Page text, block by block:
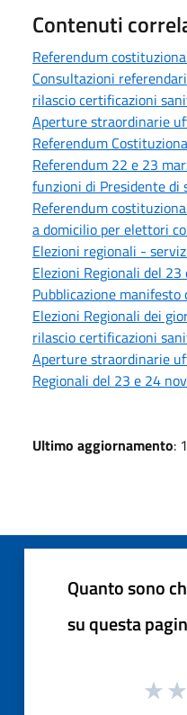
Contenuti
Referendum
Consultazioni
rilascio certificazioni
Aperture straordinarie
Referendum
Referendum 22 e 23
funzioni di Presidente di
Referendum
a domicilio per elettori
Elezioni regionali -
Elezioni Regionali del
Pubblicazione manifesto
Elezioni Regionali dei
rilascio certificazioni
Aperture straordinarie
Regionali del 23 e 24
Ultimo aggiornamento:
Quanto sono
su questa